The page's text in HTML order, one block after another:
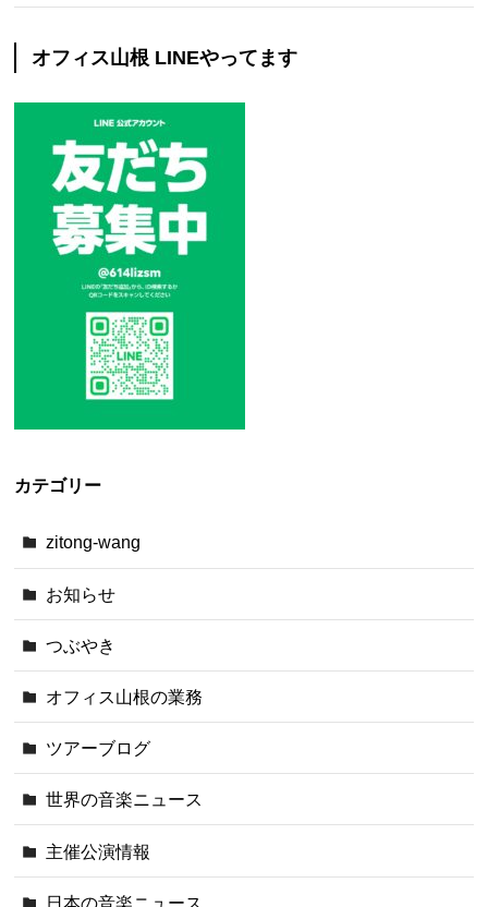
オフィス山根 LINEやってます
カテゴリー
zitong-wang
お知らせ
つぶやき
オフィス山根の業務
ツアーブログ
世界の音楽ニュース
主催公演情報
日本の音楽ニュース